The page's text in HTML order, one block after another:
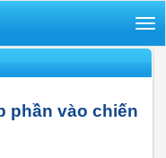
phần vào chiến